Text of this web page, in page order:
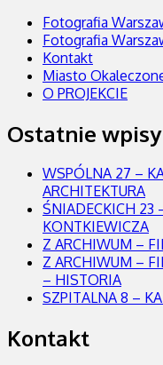
Fotografia
Fotografia
Kontakt
Miasto
O PROJEKCIE
Ostatnie wpisy
WSPÓLNA 27 –
ARCHITEKTURA
ŚNIADECKICH 23
KONTKIEWICZA
Z ARCHIWUM –
Z ARCHIWUM –
– HISTORIA
SZPITALNA 8 –
Kontakt